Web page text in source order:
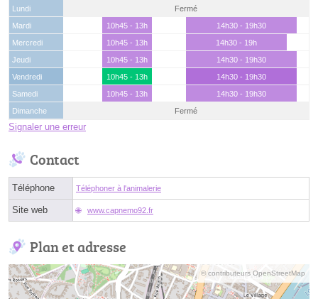
Lundi
Fermé
Mardi
10h45 - 13h
14h30 - 19h30
Mercredi
10h45 - 13h
14h30 - 19h
Jeudi
10h45 - 13h
14h30 - 19h30
Vendredi
10h45 - 13h
14h30 - 19h30
Samedi
10h45 - 13h
14h30 - 19h30
Dimanche
Fermé
Signaler une erreur
Contact
Téléphone Téléphoner à l'animalerie
Site web www.capnemo92.fr
Plan et adresse
© contributeurs OpenStreetMap